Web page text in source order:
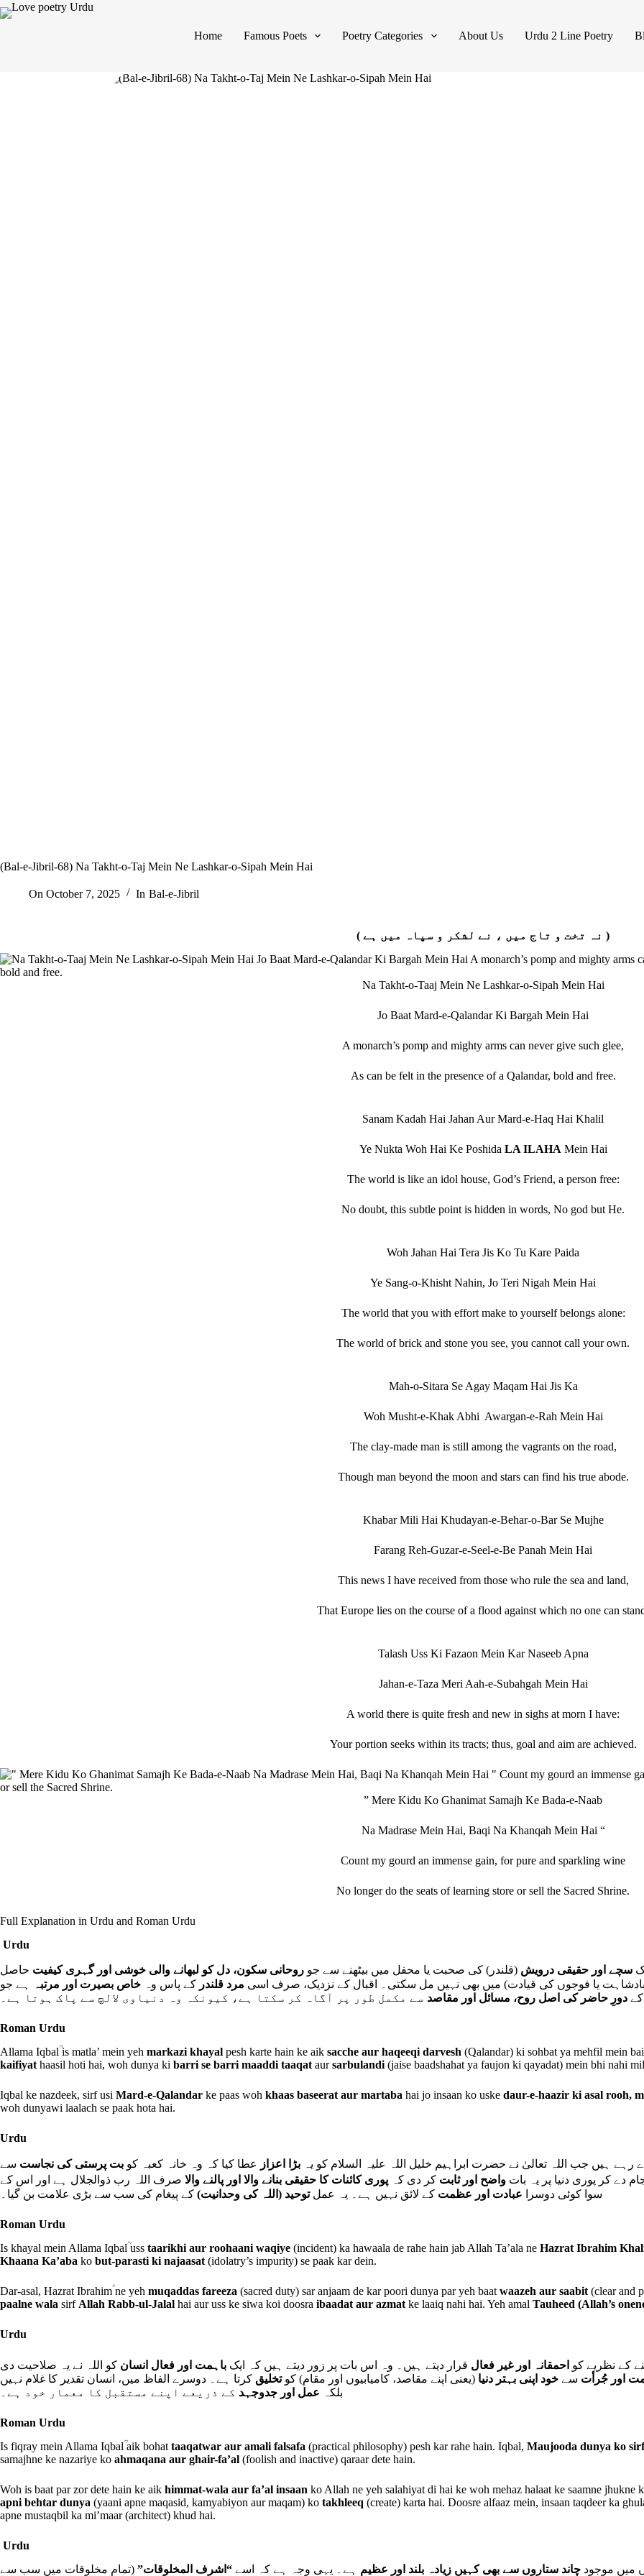
Home Famous Poets Poetry Categories About Us Urdu 2 Line Poetry
(Bal-e-Jibril-68) Na Takht-o-Taj Mein Ne Lashkar-o-Sipah Mein Hai
On October 7, 2025 In Bal-e-Jibril
( نہ تخت و تاج میں ، نے لشکر و سپاہ میں ہے )
Na Takht-o-Taaj Mein Ne Lashkar-o-Sipah Mein Hai
Jo Baat Mard-e-Qalandar Ki Bargah Mein Hai
A monarch’s pomp and mighty arms can never give such glee,
As can be felt in the presence of a Qalandar, bold and free.
Sanam Kadah Hai Jahan Aur Mard-e-Haq Hai Khalil
Ye Nukta Woh Hai Ke Poshida LA ILAHA Mein Hai
The world is like an idol house, God’s Friend, a person free:
No doubt, this subtle point is hidden in words, No god but He.
Woh Jahan Hai Tera Jis Ko Tu Kare Paida
Ye Sang-o-Khisht Nahin, Jo Teri Nigah Mein Hai
The world that you with effort make to yourself belongs alone:
The world of brick and stone you see, you cannot call your own.
Mah-o-Sitara Se Agay Maqam Hai Jis Ka
Woh Musht-e-Khak Abhi Awargan-e-Rah Mein Hai
The clay‐made man is still among the vagrants on the road,
Though man beyond the moon and stars can find his true abode.
Khabar Mili Hai Khudayan-e-Behar-o-Bar Se Mujhe
Farang Reh-Guzar-e-Seel-e-Be Panah Mein Hai
This news I have received from those who rule the sea and land,
That Europe lies on the course of a flood against which no one can
Talash Uss Ki Fazaon Mein Kar Naseeb Apna
Jahan-e-Taza Meri Aah-e-Subahgah Mein Hai
A world there is quite fresh and new in sighs at morn I have:
Your portion seeks within its tracts; thus, goal and aim are achieved.
” Mere Kidu Ko Ghanimat Samajh Ke Bada-e-Naab
Na Madrase Mein Hai, Baqi Na Khanqah Mein Hai “
Count my gourd an immense gain, for pure and sparkling wine
No longer do the seats of learning store or sell the Sacred Shrine.
Full Explanation in Urdu and Roman Urdu
Urdu
سچے اور حقیقی درویش (قلندر) کی صحبت یا محفل میں بیٹھنے سے جو روحانی سکون، دل کو لبھانے والی خوشی اور گہری کیفیت حاصل
یا فوجوں کی قیادت) میں بھی نہیں مل سکتی۔ اقبال کے نزدیک، صرف اسی مرد قلندر کے پاس وہ خاص بصیرت اور مرتبہ
ہے جو
دورِ حاضر کی اصل روح، مسائل اور مقاصد سے مکمل طور پر آگاہ کر سکتا ہے، کیونکہ وہ دنیاوی لالچ سے پاک ہوتا ہے۔
Roman Urdu
Allama Iqbalؒ is matla’ mein yeh markazi khayal pesh karte hain ke aik sacche aur haqeeqi darvesh (Qalandar) ki sohbat ya mehfil mein
kaifiyat haasil hoti hai, woh dunya ki barri se barri maaddi taaqat aursarbulandi (jaise baadshahat ya faujon ki qayadat) mein bhi nahi
Iqbal ke nazdeek, sirf usi Mard-e-Qalandar ke paas woh khaas baseerat aur martaba hai jo insaan ko uske daur-e-haazir ki asal rooh,
woh dunyawi laalach se paak hota hai.
Urdu
رہے ہیں جب اللہ تعالیٰ نے حضرت ابراہیم خلیل اللہ علیہ السلام کو یہ بڑا اعزاز عطا کیا کہ وہ خانہ کعبہ کو بت پرستی کی نجاست سے
دے کر پوری دنیا پر یہ بات واضح اور ثابت کر دی کہ پوری کائنات کا حقیقی بنانے والا اور پالنے والا صرف اللہ رب ذوالجلال ہے اور اس کے
سوا کوئی دوسرا عبادت اور عظمت کے لائق نہیں ہے۔ یہ عملتوحید (اللہ کی وحدانیت) کے پیغام کی سب سے بڑی علامت بن گیا۔
Roman Urdu
Is khayal mein Allama Iqbalؒ uss taarikhi aur roohaani waqiye (incident) ka hawaala de rahe hain jab Allah Ta’ala ne Hazrat Ibrahim
Khaana Ka’aba ko but-parasti ki najaasat (idolatry’s impurity) se paak kar dein.
Dar-asal, Hazrat Ibrahimؑ ne yeh muqaddas fareeza (sacred duty) sar anjaam de kar poori dunya par yeh baat waazeh aur saabit (clear and
paalne wala sirf Allah Rabb-ul-Jalal hai aur uss ke siwa koi doosra ibaadat aur azmat ke laaiq nahi hai. Yeh amal Tauheed (Allah’s
Urdu
کے نظریے کو احمقانہ اور غیر فعال قرار دیتے ہیں۔ وہ اس بات پر زور دیتے ہیں کہ ایک باہمت اور فعال انسان کو اللہ نے یہ صلاحیت دی
اور جُرأت سے خود اپنی بہتر دنیا (یعنی اپنے مقاصد، کامیابیوں اور مقام) کوتخلیق کرتا ہے۔ دوسرے الفاظ میں، انسان تقدیر کا غلام نہیں
بلکہ عمل اور جدوجہد کے ذریعے اپنے مستقبل کا معمار خود ہے۔
Roman Urdu
Is fiqray mein Allama Iqbalؒ aik bohat taaqatwar aur amali falsafa (practical philosophy) pesh kar rahe hain. Iqbal, Maujooda dunya ko
samajhne ke nazariye ko ahmaqana aur ghair-fa’al (foolish and inactive) qaraar dete hain.
Woh is baat par zor dete hain ke aik himmat-wala aur fa’al insaan ko Allah ne yeh salahiyat di hai ke woh mehaz halaat ke saamne jhukne
apni behtar dunya (yaani apne maqasid, kamyabiyon aur maqam) ko takhleeq (create) karta hai. Doosre alfaaz mein, insaan taqdeer ka
apne mustaqbil ka mi’maar (architect) khud hai.
Urdu
میں موجود چاند ستاروں سے بھی کہیں زیادہ بلند اور عظیم ہے۔ یہی وجہ ہے کہ اسے “اشرف المخلوقات” (تمام مخلوقات میں سب سے